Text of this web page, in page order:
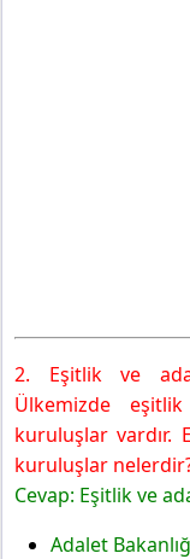
2. Eşitlik ve
Ülkemizde
kuruluşlar vardır.
kuruluşlar nelerdir?
Cevap: Eşitlik ve
Adalet